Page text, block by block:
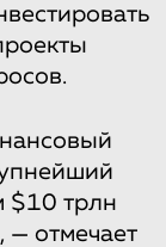
$10 трлн
— отмечает